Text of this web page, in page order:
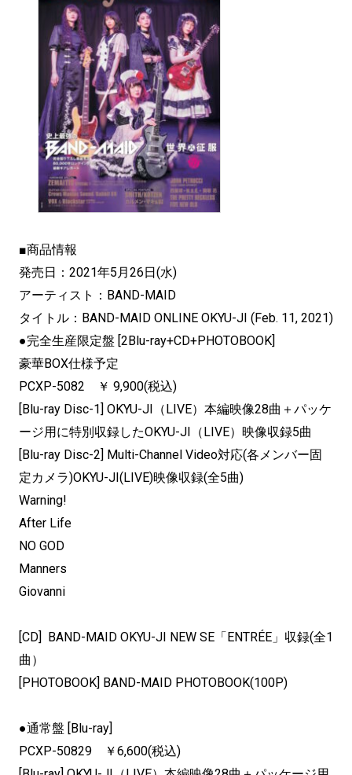
■商品情報
発売日：2021年5月26日(水)
アーティスト：BAND-MAID
タイトル：BAND-MAID ONLINE OKYU-JI (Feb. 11, 2021)
●完全生産限定盤 [2Blu-ray+CD+PHOTOBOOK]
豪華BOX仕様予定
PCXP-5082 ￥ 9,900(税込)
[Blu-ray Disc-1] OKYU-JI（LIVE）本編映像28曲＋パッケ
ージ用に特別収録したOKYU-JI（LIVE）映像収録5曲
[Blu-ray Disc-2] Multi-Channel Video対応(各メンバー固
定カメラ)OKYU-JI(LIVE)映像収録(全5曲)
Warning!
After Life
NO GOD
Manners
Giovanni
[CD] BAND-MAID OKYU-JI NEW SE「ENTRÉE」収録(全1
曲）
[PHOTOBOOK] BAND-MAID PHOTOBOOK(100P)
●通常盤 [Blu-ray]
PCXP-50829 ￥6,600(税込)